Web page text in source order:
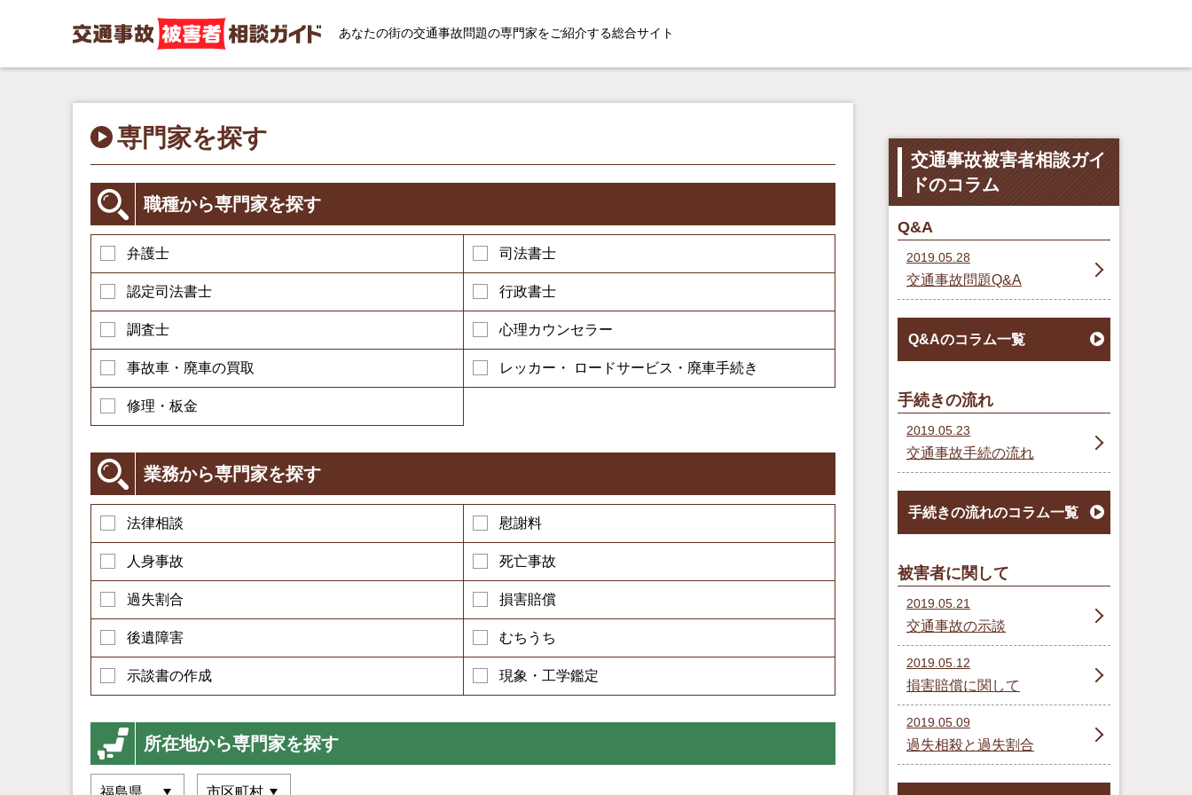
あなたの街の交通事故問題の専門家をご紹介する総合サイト
専門家を探す
職種から専門家を探す
弁護士 司法書士
認定司法書士 行政書士
調査士 心理カウンセラー
事故車・廃車の買取 レッカー・ ロードサービス・廃車手続き
修理・板金
業務から専門家を探す
法律相談 慰謝料
人身事故 死亡事故
過失割合 損害賠償
後遺障害 むちうち
示談書の作成 現象・工学鑑定
所在地から専門家を探す
交通事故被害者相談ガイ
ドのコラム
Q&A
2019.05.28
交通事故問題Q&A
Q&Aのコラム一覧
手続きの流れ
2019.05.23
交通事故手続の流れ
手続きの流れのコラム一覧
被害者に関して
2019.05.21
交通事故の示談
2019.05.12
損害賠償に関して
2019.05.09
過失相殺と過失割合